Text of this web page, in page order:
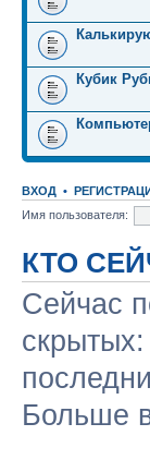
Кубик
ВХОД •
Имя пользователя:
КТО
Сейчас
скрытых:
Больше